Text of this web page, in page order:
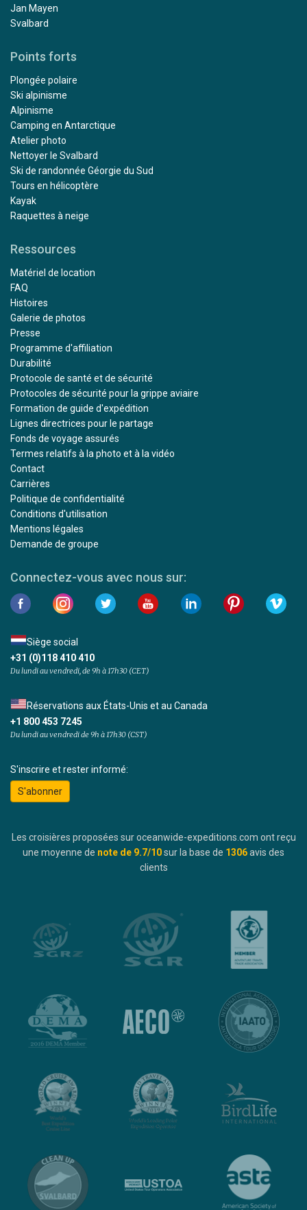
Jan Mayen
Svalbard
Points forts
Plongée polaire
Ski alpinisme
Alpinisme
Camping en Antarctique
Atelier photo
Nettoyer le Svalbard
Ski de randonnée Géorgie du Sud
Tours en hélicoptère
Kayak
Raquettes à neige
Ressources
Matériel de location
FAQ
Histoires
Galerie de photos
Presse
Programme d'affiliation
Durabilité
Protocole de santé et de sécurité
Protocoles de sécurité pour la grippe aviaire
Formation de guide d'expédition
Lignes directrices pour le partage
Fonds de voyage assurés
Termes relatifs à la photo et à la vidéo
Contact
Carrières
Politique de confidentialité
Conditions d'utilisation
Mentions légales
Demande de groupe
Connectez-vous avec nous sur:
Siège social
+31 (0)118 410 410
Du lundi au vendredi, de 9h à 17h30 (CET)
Réservations aux États-Unis et au Canada
+1 800 453 7245
Du lundi au vendredi de 9h à 17h30 (CST)
S'inscrire et rester informé:
S'abonner
Les croisières proposées sur oceanwide-expeditions.com ont reçu
une moyenne de note de 9.7/10sur la base de 1306avis des
clients